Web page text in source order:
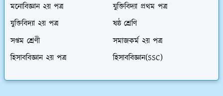
মনোবিজ্ঞান ২য় পত্র
যুক্তিবিদ্যা প্রথম পত্র
যুক্তিবিদ্যা ২য় পত্র
ষষ্ঠ শ্রেণি
সপ্তম শ্রেণী
সমাজকর্ম ২য় পত্র
হিসাববিজ্ঞান ২য় পত্র
হিসাববিজ্ঞান(SSC)